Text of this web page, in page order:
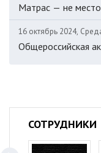
Матрас — не
16 октябрь 2024,
Общероссийская
СОТРУДНИКИ